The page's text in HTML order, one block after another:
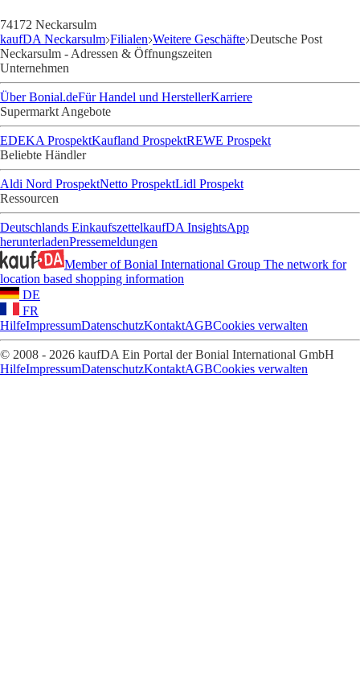
74172 Neckarsulm
kaufDA Neckarsulm Filialen Weitere Geschäfte Deutsche Post
Neckarsulm - Adressen & Öffnungszeiten
Unternehmen
Über Bonial.deFür Handel und HerstellerKarriere
Supermarkt Angebote
EDEKA ProspektKaufland ProspektREWE Prospekt
Beliebte Händler
Aldi Nord ProspektNetto ProspektLidl Prospekt
Ressourcen
Deutschlands EinkaufszettelkaufDA InsightsApp
herunterladenPressemeldungen
Member of Bonial International Group The network for
location based shopping information
DE
FR
HilfeImpressumDatenschutzKontaktAGBCookies verwalten
© 2008 - 2026 kaufDA Ein Portal der Bonial International GmbH
HilfeImpressumDatenschutzKontaktAGBCookies verwalten